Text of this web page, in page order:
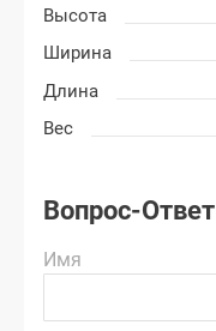
Высота
Ширина
Длина
Вес
Вопрос-Ответ
Имя